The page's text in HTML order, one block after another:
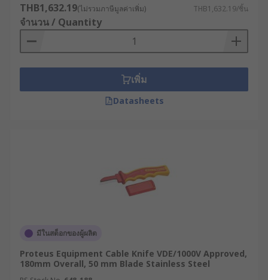
THB1,632.19(ไม่รวมภาษีมูลค่าเพิ่ม) THB1,632.19/ชิ้น
จำนวน / Quantity
เพิ่ม
Datasheets
มีในสต็อกของผู้ผลิต
Proteus Equipment Cable Knife VDE/1000V Approved,
180mm Overall, 50 mm Blade Stainless Steel